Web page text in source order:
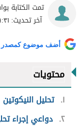
تمت الكتابة
آخر تحديث: ٠٩:٣١ ، ١٣
أضف موضوع
محتويات
١ تحليل النيكوتين
٢ دواعي إجراء